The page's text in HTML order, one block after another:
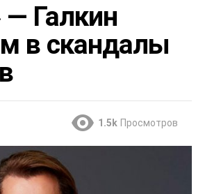
Галкин
в скандалы
1.5k Просмотров